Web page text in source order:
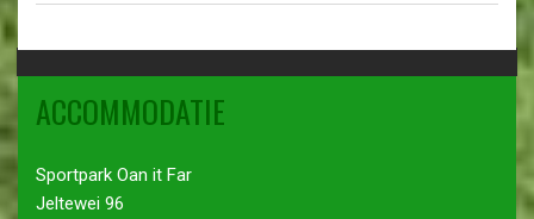
ACCOMMODATIE
Sportpark Oan it Far
Jeltewei 96